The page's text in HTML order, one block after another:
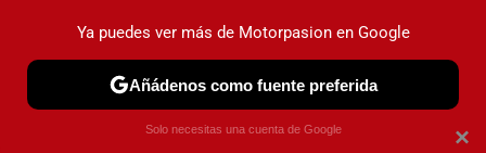
PRUEBAS COCHES ELÉCTRICOS OBSERVATORIO
×
Ya puedes ver más de Motorpasion en Google
Añádenos como fuente preferida
Solo necesitas una cuenta de Google